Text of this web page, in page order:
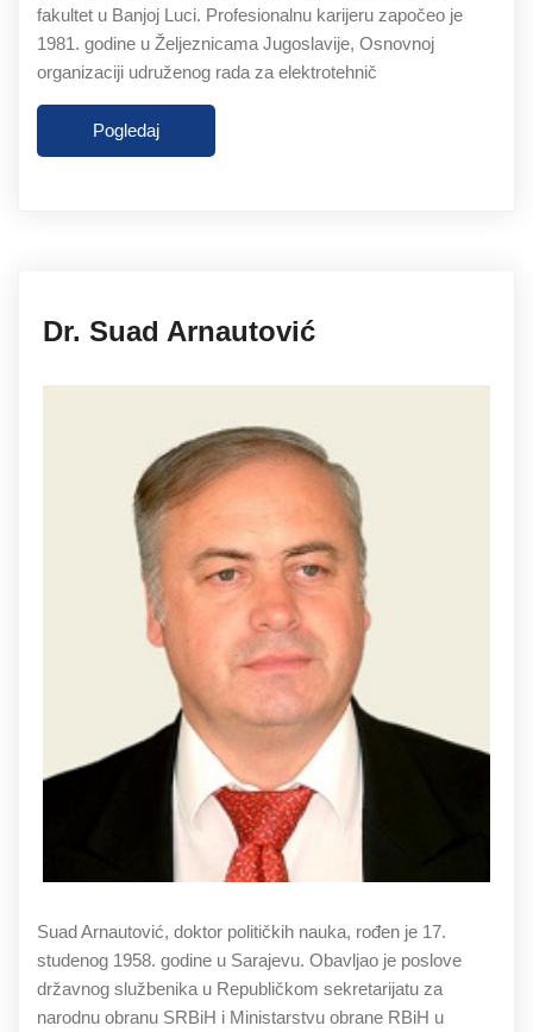
fakultet u Banjoj Luci. Profesionalnu karijeru započeo je
1981. godine u Željeznicama Jugoslavije, Osnovnoj
organizaciji udruženog rada za elektrotehnič
Pogledaj
Dr. Suad Arnautović
Suad Arnautović, doktor političkih nauka, rođen je 17.
studenog 1958. godine u Sarajevu. Obavljao je poslove
državnog službenika u Republičkom sekretarijatu za
narodnu obranu SRBiH i Ministarstvu obrane RBiH u